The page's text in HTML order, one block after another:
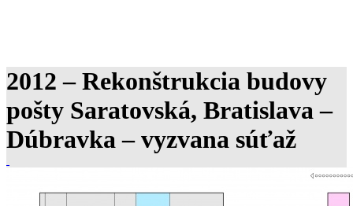
2012 – Rekonštrukcia budovy
pošty Saratovská, Bratislava –
Dúbravka – vyzvana súťaž